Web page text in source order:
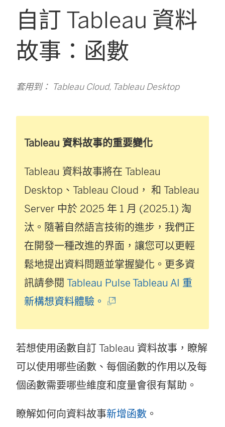
自訂 Tableau 資料
故事：函數
套用到： Tableau Cloud, Tableau Desktop
Tableau 資料故事的重要變化
Tableau 資料故事將在 Tableau
Desktop 、 Tableau Cloud ， 和 Tableau
Server 中於 2025 年 1 月 (2025.1) 淘
汰。隨著自然語言技術的進步，我們正
在開發一種改進的界面，讓您可以更輕
鬆地提出資料問題並掌握變化。更多資
訊請參閱 Tableau Pulse Tableau AI 重
新構想資料體驗。 (
新
視
窗
若想使用函數自訂 Tableau 資料故事，瞭解
可以使用哪些函數、每個函數的作用以及每
個函數需要哪些維度和度量會很有幫助。
瞭解如何向資料故事新增函數 。